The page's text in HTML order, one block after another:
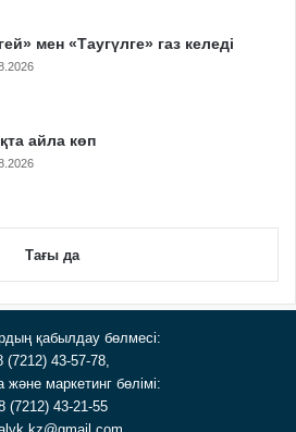
мен «Таугүлге» газ келеді
айла көп
Тағы да
қабылдау бөлмесі:
(7212) 43-57-78,
маркетинг бөлімі:
(7212) 43-21-55